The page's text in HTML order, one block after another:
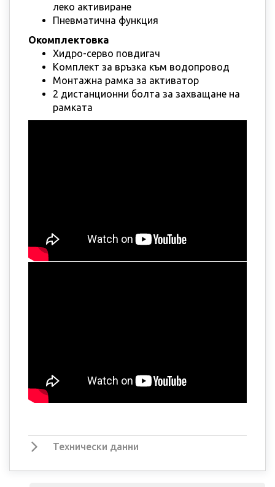
леко активиране
Пневматична функция
Окомплектовка
Хидро-серво повдигач
Комплект за връзка към водопровод
Монтажна рамка за активатор
2 дистанционни болта за захващане на
рамката
Технически данни